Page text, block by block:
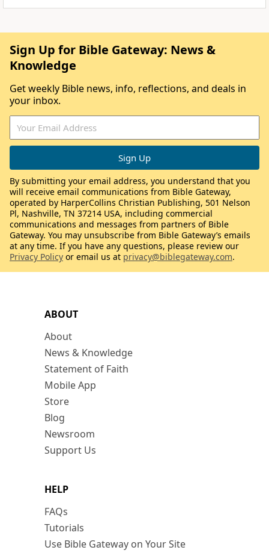
ABOUT
About
News & Knowledge
Statement of Faith
Mobile App
Store
Blog
Newsroom
Support Us
HELP
FAQs
Tutorials
Use Bible Gateway on Your Site
Sign Up for Bible Gateway: News &
Knowledge
Get weekly Bible news, info, reflections, and deals in
your inbox.
By submitting your email address, you understand that you
will receive email communications from Bible Gateway,
operated by HarperCollins Christian Publishing, 501 Nelson
Pl, Nashville, TN 37214 USA, including commercial
communications and messages from partners of Bible
Gateway. You may unsubscribe from Bible Gateway’s emails
at any time. If you have any questions, please review our
Privacy Policy or email us at privacy@biblegateway.com.